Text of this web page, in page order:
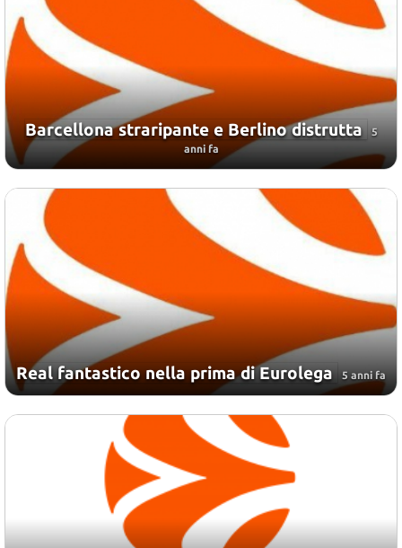
Barcellona straripante e Berlino distrutta 5
anni fa
Real fantastico nella prima di Eurolega 5 anni fa